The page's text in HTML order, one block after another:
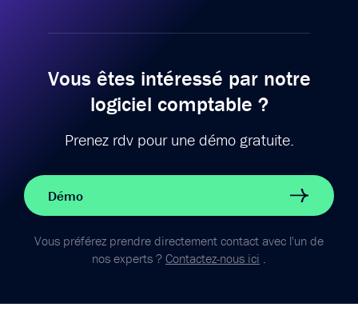
Vous êtes intéressé par notre
logiciel comptable ?
Prenez rdv pour une démo gratuite.
Démo
Vous préférez prendre directement contact avec l'un de
nos experts ? Contactez-nous ici .